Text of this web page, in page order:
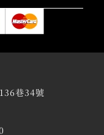
巷34號